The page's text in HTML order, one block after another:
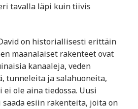
tavalla läpi kuin tiivis
on historiallisesti erittäin
maanalaiset rakenteet ovat
kanaaleja, veden
tunneleita ja salahuoneita,
ole aina tiedossa. Uusi
esiin rakenteita, joita on